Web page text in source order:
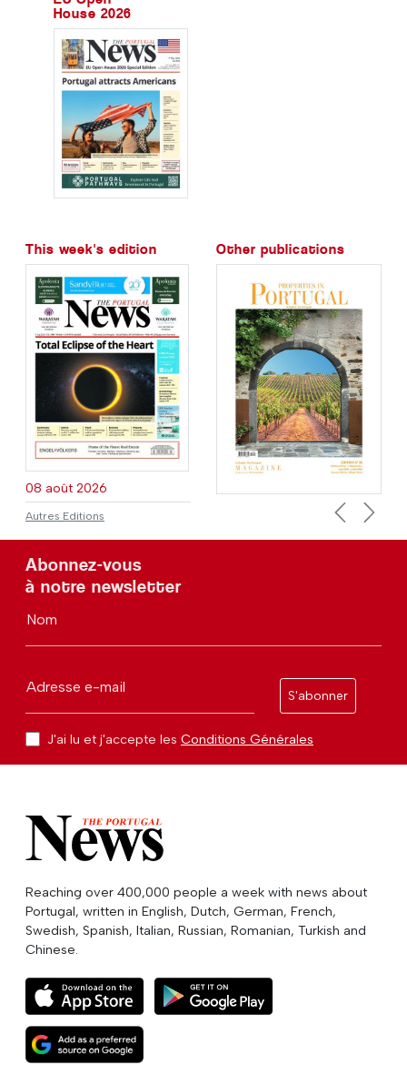
House 2026
This week's edition
08 août 2026
Autres Editions
Other publications
Previous
Next
Abonnez-vous
à notre newsletter
Nom
Adresse e-mail
S'abonner
J'ai lu et j'accepte les Conditions Générales
Reaching over 400,000 people a week with news about
Portugal, written in English, Dutch, German, French,
Swedish, Spanish, Italian, Russian, Romanian, Turkish and
Chinese.